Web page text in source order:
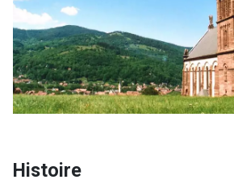
Histoire